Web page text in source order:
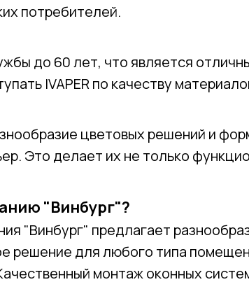
потребителей.
до 60 лет, что является
IVAPER по качеству
цветовых решений и
Это делает их не только
"Винбург"?
"Винбург" предлагает
решение для любого типа
монтаж оконных